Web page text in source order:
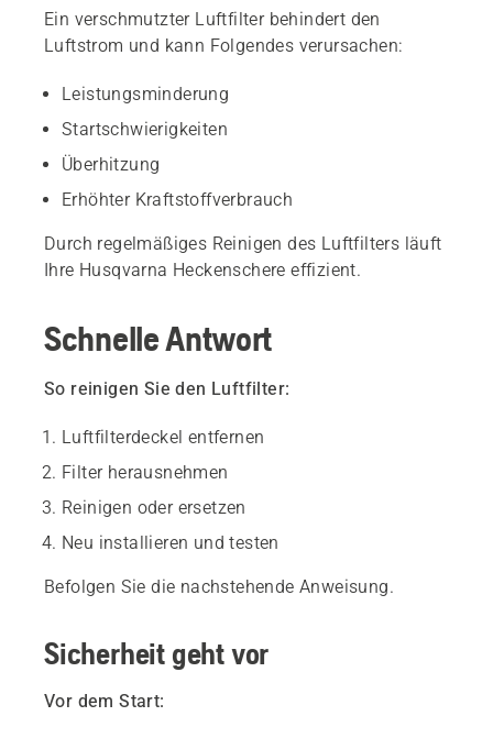
Ein verschmutzter Luftfilter behindert den
Luftstrom und kann Folgendes verursachen:
Leistungsminderung
Startschwierigkeiten
Überhitzung
Erhöhter Kraftstoffverbrauch
Durch regelmäßiges Reinigen des Luftfilters läuft
Ihre Husqvarna Heckenschere effizient.
Schnelle Antwort
So reinigen Sie den Luftfilter:
Luftfilterdeckel entfernen
Filter herausnehmen
Reinigen oder ersetzen
Neu installieren und testen
Befolgen Sie die nachstehende Anweisung.
Sicherheit geht vor
Vor dem Start: